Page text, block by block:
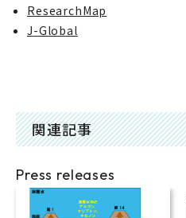
ResearchMap
J-Global
関連記事
Press releases